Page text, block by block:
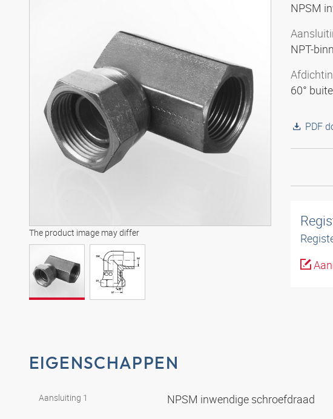
The product image may differ
NPSM
NPT-
60°
PDF
EIGENSCHAPPEN
Aansluiting 1 NPSM inwendige schroefdraad